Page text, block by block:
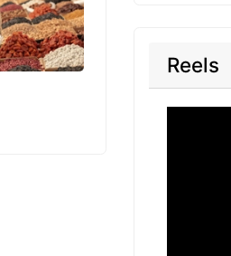
Reels